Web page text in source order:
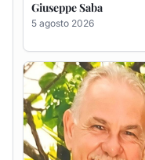
Giuseppe Saba
5 agosto 2026